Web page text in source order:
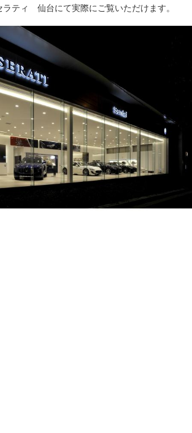
ラティ 仙台にて実際にご覧いただけます。